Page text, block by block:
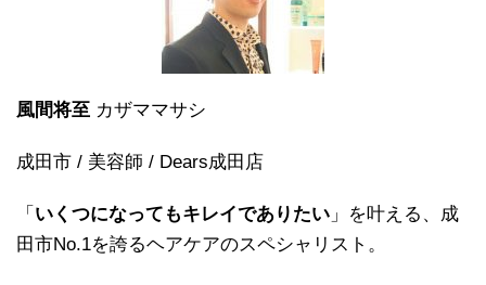
風間将至 カザママサシ
成田市 / 美容師 / Dears成田店
「 いくつになってもキレイでありたい 」を叶える、成
田市No.1を誇るヘアケアのスペシャリスト。